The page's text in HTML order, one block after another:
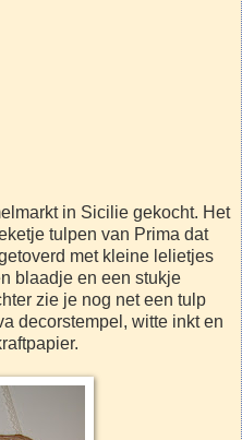
in Sicilie gekocht. Het
tulpen van Prima dat
met kleine lelietjes
blaadje en een stukje
zie je nog net een tulp
decorstempel, witte inkt en